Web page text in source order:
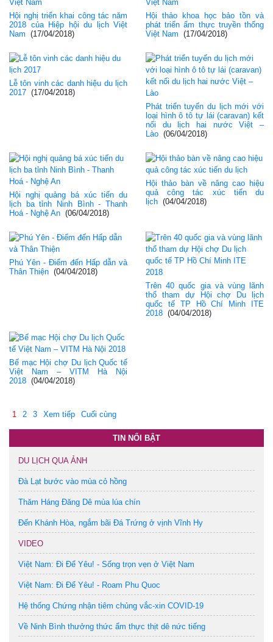
Hội nghị triển khai công tác năm
2018 của Hiệp hội du lịch Việt
Nam (17/04/2018)
Hội thảo khoa học bảo tồn và
phát triển ẩm thực truyền thống
Việt Nam (17/04/2018)
Lễ tôn vinh các danh hiệu du lịch
2017 (17/04/2018)
Phát triển tuyến du lịch mới với
loại hình ô tô tự lái (caravan) kết
nối du lịch hai nước Việt –
Lào (06/04/2018)
Hội nghị quảng bá xúc tiến du
lịch ba tỉnh Ninh Bình - Thanh
Hoá - Nghệ An (06/04/2018)
Hội thảo bàn về nâng cao hiệu
quả công tác xúc tiến du
lịch (04/04/2018)
Phú Yên - Điểm đến Hấp dẫn và
Thân Thiện (04/04/2018)
Trên 40 quốc gia và vùng lãnh
thổ tham dự Hội chợ Du lịch
quốc tế TP Hồ Chí Minh ITE
2018 (04/04/2018)
Bế mạc Hội chợ Du lịch Quốc tế
Việt Nam – VITM Hà Nội
2018 (04/04/2018)
1 2 3 Xem tiếp Cuối cùng
TIN NỔI BẬT
DU LỊCH QUA ẢNH
Đà Lạt bước vào mùa cỏ hồng
Thăm Háng Đăng Dê mùa lúa chín
Đến Khánh Hòa, ngắm bãi Đá Trứng ở vịnh Vĩnh Hy
VIDEO
Việt Nam: Đi Để Yêu! - Sống trọn vẹn ở Việt Nam
Việt Nam: Đi Để Yêu! - Roam Phu Quoc
Hệ thống Chứng nhận tiêm chủng vắc-xin COVID-19
Về Ninh Bình thưởng thức ẩm thực thịt dê nức tiếng